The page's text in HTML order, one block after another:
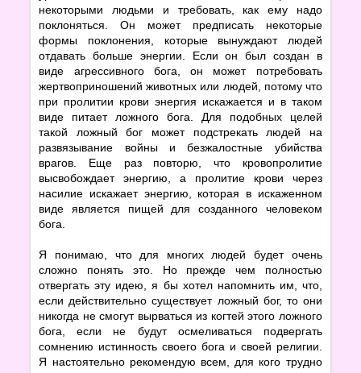
некоторыми людьми и требовать, как ему надо
поклоняться. Он может предписать некоторые
формы поклонения, которые вынуждают людей
отдавать больше энергии. Если он был создан в
виде агрессивного бога, он может потребовать
жертвоприношений животных или людей, потому что
при пролитии крови энергия искажается и в таком
виде питает ложного бога. Для подобных целей
такой ложный бог может подстрекать людей на
развязывание войны и безжалостные убийства
врагов. Еще раз повторю, что кровопролитие
высвобождает энергию, а пролитие крови через
насилие искажает энергию, которая в искаженном
виде является пищей для созданного человеком
бога.
Я понимаю, что для многих людей будет очень
сложно понять это. Но прежде чем полностью
отвергать эту идею, я бы хотел напомнить им, что,
если действительно существует ложный бог, то они
никогда не смогут вырваться из когтей этого ложного
бога, если не будут осмеливаться подвергать
сомнению истинность своего бога и своей религии.
Я настоятельно рекомендую всем, для кого трудно